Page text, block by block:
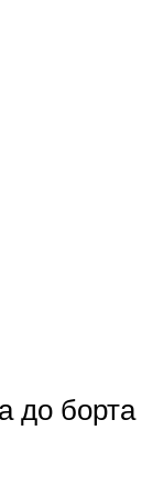
до борта